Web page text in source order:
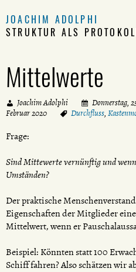
JOACHIM ADOLPHI
STRUKTUR ALS
Mittelwerte
Joachim Adolphi Donnerstag,
Februar 2020
Durchfluss,
Frage:
Sind Mittewerte vernünftig und
Umständen?
Der praktische
Eigenschaften der Mitglieder
Mittelwert, wenn er
Beispiel: Könnten statt 100
Schiff fahren? Also schätzen wir